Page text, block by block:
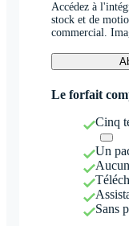
Accédez à
stock et de
commercial.
Le forfait
Cinq
Un
Sans